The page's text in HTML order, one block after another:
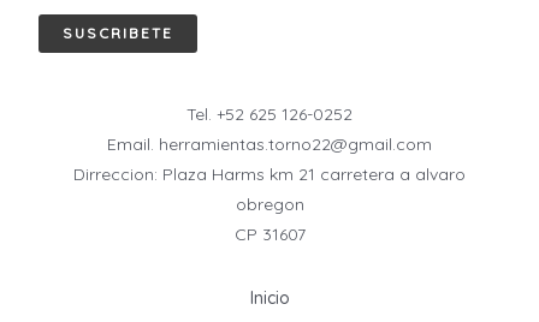
SUSCRIBETE
Tel. +52 625 126-0252
Email. herramientas.torno22@gmail.com
Dirreccion: Plaza Harms km 21 carretera a alvaro
obregon
CP 31607
Inicio